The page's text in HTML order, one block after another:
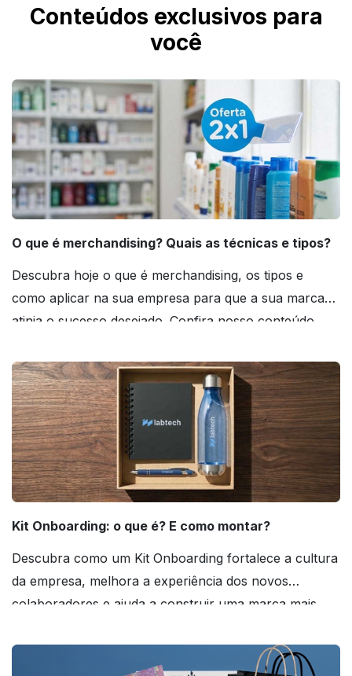
Conteúdos exclusivos para
você
O que é merchandising? Quais as técnicas e tipos?
Descubra hoje o que é merchandising, os tipos e
como aplicar na sua empresa para que a sua marca
atinja o sucesso desejado. Confira nosso conteúdo
Kit Onboarding: o que é? E como montar?
Descubra como um Kit Onboarding fortalece a cultura
da empresa, melhora a experiência dos novos
colaboradores e ajuda a construir uma marca mais